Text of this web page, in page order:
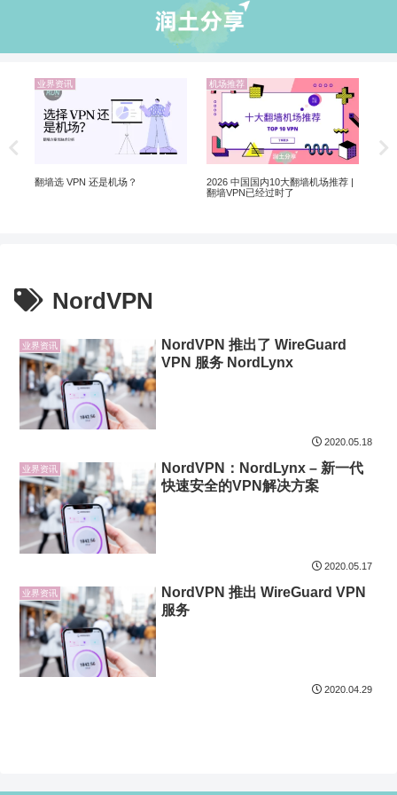
业界资讯
翻墙选 VPN 还是机场？
机场推荐
2026 中国国内10大翻墙机场推荐 |
翻墙VPN已经过时了
NordVPN
业界资讯
NordVPN 推出了 WireGuard
VPN 服务 NordLynx
2020.05.18
业界资讯
NordVPN：NordLynx – 新一代
快速安全的VPN解决方案
2020.05.17
业界资讯
NordVPN 推出 WireGuard VPN
服务
2020.04.29